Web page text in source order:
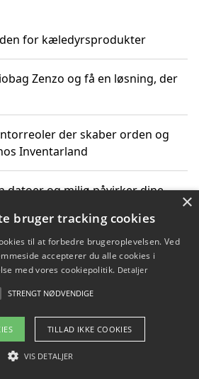
for kæledyrsprodukter
Zenzo og få en løsning, der
der skaber orden og
Inventarland
datoer og miljø påvirker dine
til en grønnere hverdag
Blog Betingelser
×
bruger tracking cookies
til at forbedre brugeroplevelsen. Ved
accepterer du alle cookies i
med vores cookiepolitik. Detaljer
STRENGT NØDVENDIGE
TILLAD IKKE COOKIES
VIS DETALJER